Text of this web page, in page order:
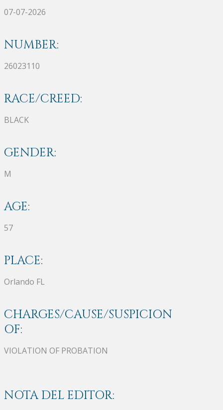
07-07-2026
NUMBER:
26023110
RACE/CREED:
BLACK
GENDER:
M
AGE:
57
PLACE:
Orlando FL
CHARGES/CAUSE/SUSPICION
OF:
VIOLATION OF PROBATION
NOTA DEL EDITOR: